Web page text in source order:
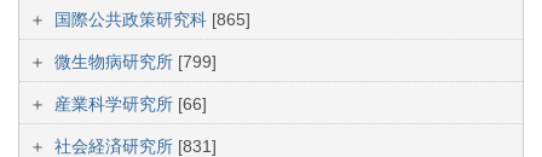
国際公共政策研究科 [865]
微生物病研究所 [799]
産業科学研究所 [66]
社会経済研究所 [831]